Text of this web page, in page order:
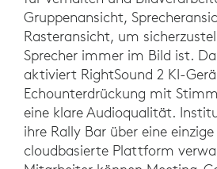
Gruppenansicht,
Rasteransicht, um
Sprecher immer im Bild ist.
aktiviert RightSound 2 KI-
Echounterdrückung mit
eine klare Audioqualität.
ihre Rally Bar über eine
cloudbasierte Plattform